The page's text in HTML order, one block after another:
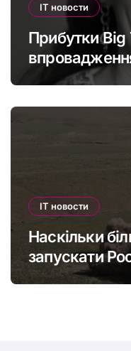
IT новости
Прибутки Big
офшорів: як
IT новости
Наскільки
запускати
інфографіка